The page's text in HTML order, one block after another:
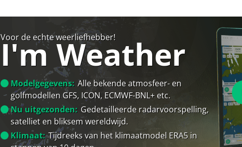
Voor de echte weerliefhebber!
I'm Weather
Modelgegevens: Alle bekende atmosfeer- en
golfmodellen GFS, ICON, ECMWF-BNL+ etc.
Nu uitgezonden: Gedetailleerde radarvoorspelling,
satelliet en bliksem wereldwijd.
Klimaat: Tijdreeks van het klimaatmodel ERA5 in